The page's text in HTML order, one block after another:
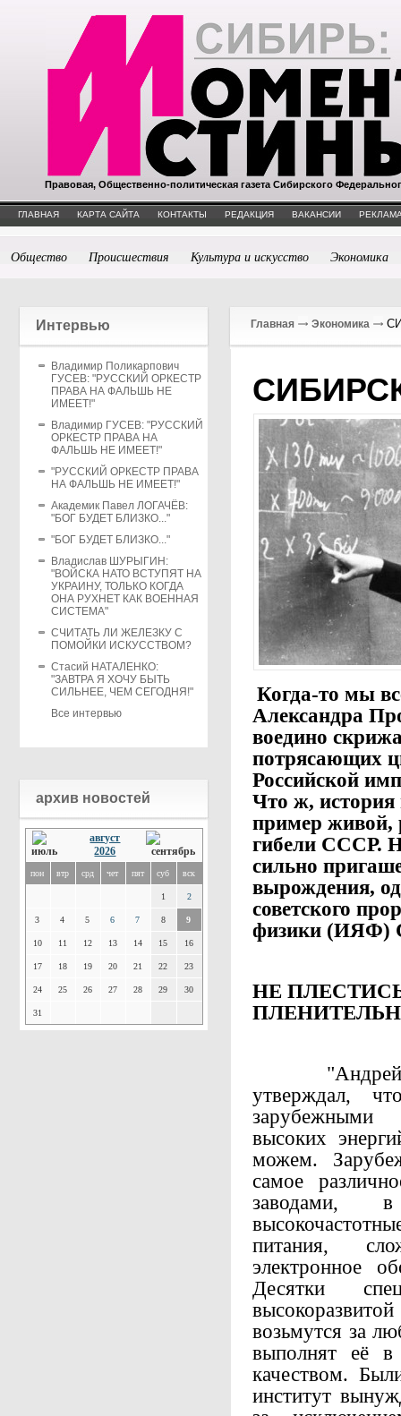
Правовая, Общественно-политическая газета Сибирского
ГЛАВНАЯ КАРТА САЙТА КОНТАКТЫ РЕДАКЦИЯ ВАКАНСИИ
Общество Происшествия Культура и искусство Экономика
Интервью
Владимир Поликарпович
ГУСЕВ: "РУССКИЙ ОРКЕСТР
ПРАВА НА ФАЛЬШЬ НЕ
ИМЕЕТ!"
Владимир ГУСЕВ: "РУССКИЙ
ОРКЕСТР ПРАВА НА
ФАЛЬШЬ НЕ ИМЕЕТ!"
"РУССКИЙ ОРКЕСТР ПРАВА
НА ФАЛЬШЬ НЕ ИМЕЕТ!"
Академик Павел ЛОГАЧЁВ:
"БОГ БУДЕТ БЛИЗКО..."
"БОГ БУДЕТ БЛИЗКО..."
Владислав ШУРЫГИН:
"ВОЙСКА НАТО ВСТУПЯТ НА
УКРАИНУ, ТОЛЬКО КОГДА
ОНА РУХНЕТ КАК ВОЕННАЯ
СИСТЕМА"
СЧИТАТЬ ЛИ ЖЕЛЕЗКУ С
ПОМОЙКИ ИСКУССТВОМ?
Стасий НАТАЛЕНКО:
"ЗАВТРА Я ХОЧУ БЫТЬ
СИЛЬНЕЕ, ЧЕМ СЕГОДНЯ!"
Все интервью
архив новостей
август
2026
пон втр срд чет пят суб вск
1 2
3 4 5 6 7 8 9
10 11 12 13 14 15 16
17 18 19 20 21 22 23
24 25 26 27 28 29 30
31
Главная Экономика
Когда-то мы
Александра
воедино
потрясающих
Российской
Что ж,
пример живой,
гибели СССР.
сильно
вырождения,
советского
физики (ИЯФ)
НЕ
"Андрей
утверждал,
высоких
можем.
самое
питания,
электронное
Десятки
возьмутся за
выполнят её
качеством.
институт